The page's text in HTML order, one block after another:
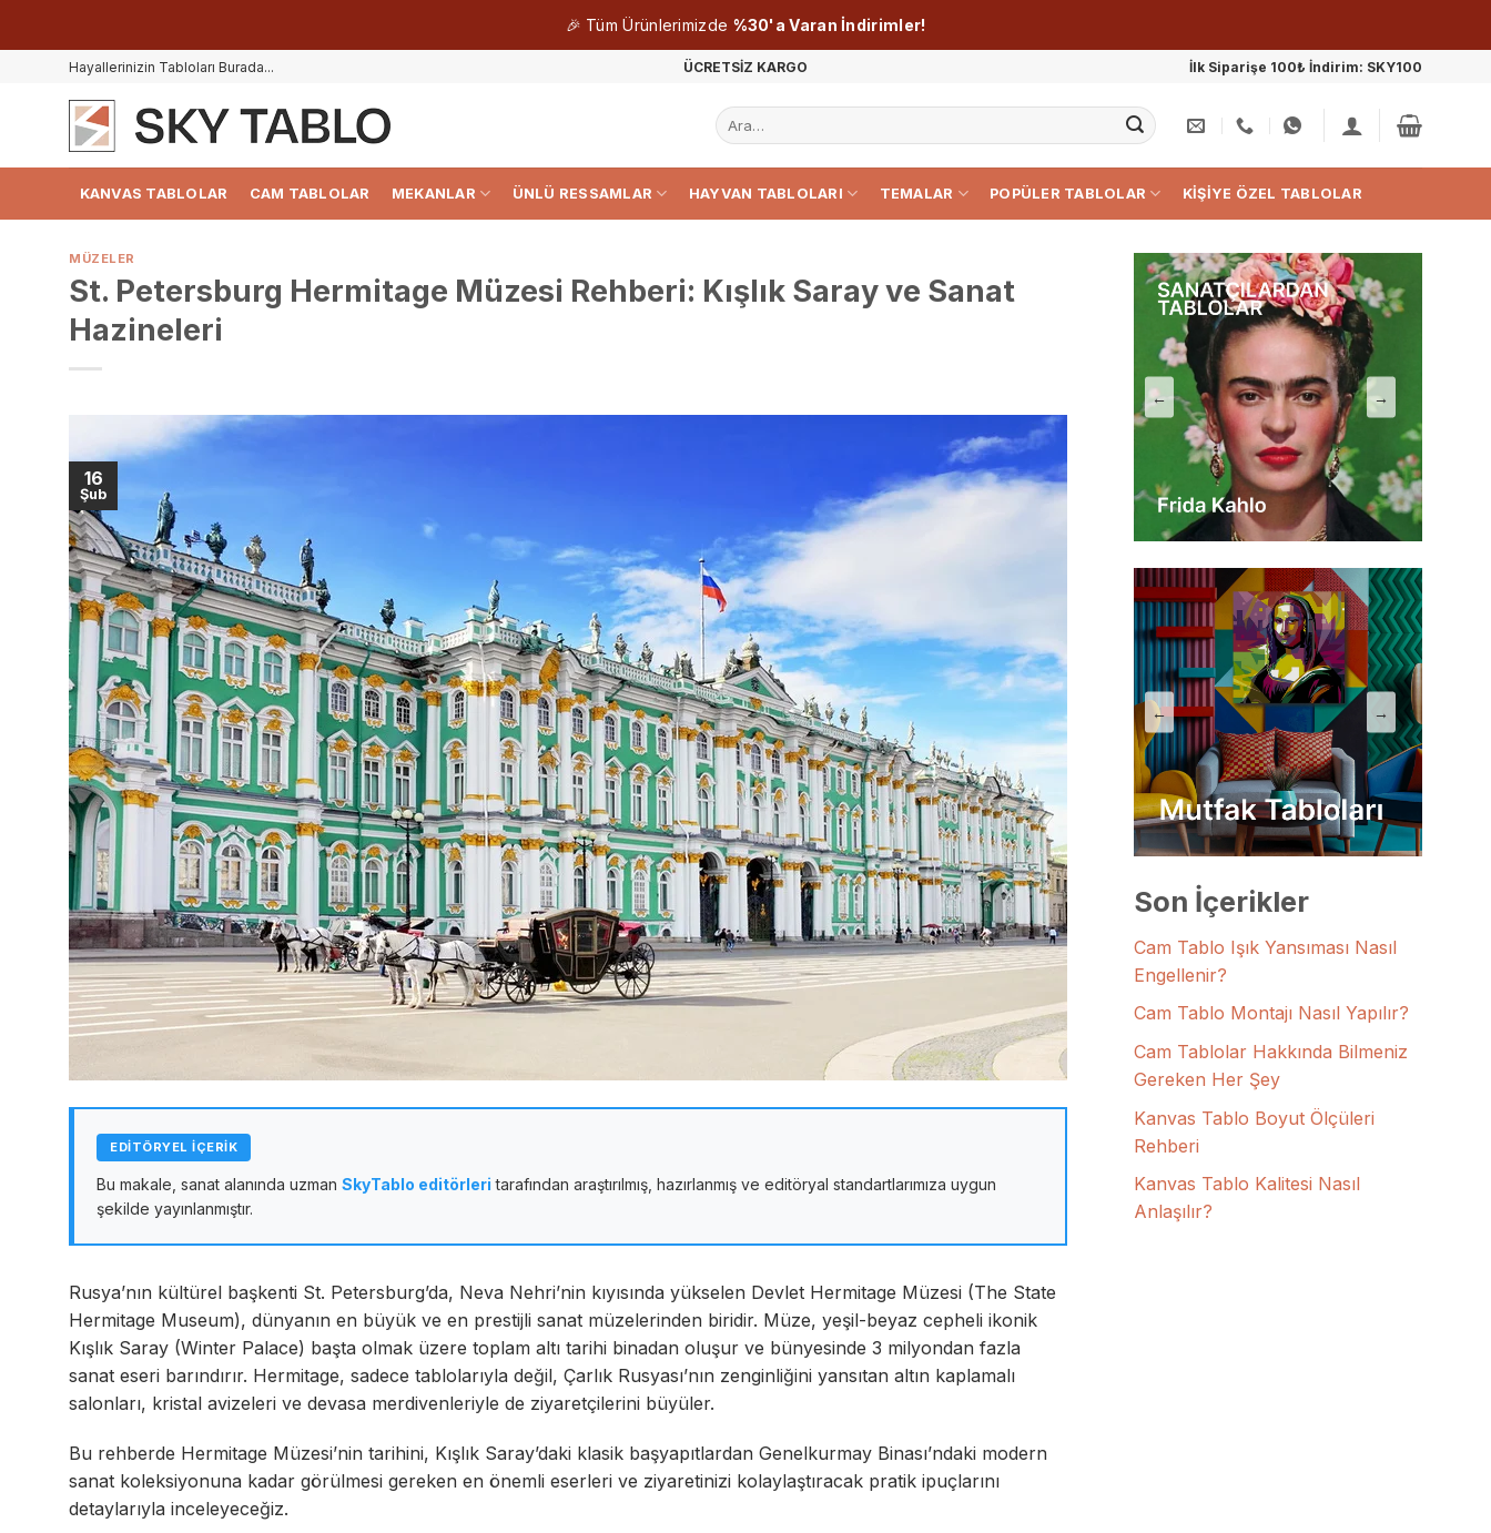
🎉 Tüm Ürünlerimizde %30'a Varan İndirimler!
Hayallerinizin Tabloları Burada... ÜCRETSİZ KARGO İlk Siparişe 100₺ İndirim: SKY100
Ara:
KANVAS TABLOLAR CAM TABLOLAR MEKANLAR ÜNLÜ RESSAMLAR HAYVAN TABLOLARI TEMALAR POPÜLER TABLOLAR KIŞIYE ÖZEL TABLOLAR
MÜZELER
St. Petersburg Hermitage Müzesi Rehberi: Kışlık Saray ve Sanat
Hazineleri
16
Şub
EDİTÖRYEL İÇERİK
Bu makale, sanat alanında uzman SkyTablo editörleri tarafından araştırılmış, hazırlanmış ve editöryal standartlarımıza uygun
şekilde yayınlanmıştır.
Rusya’nın kültürel başkenti St. Petersburg’da, Neva Nehri’nin kıyısında yükselen Devlet Hermitage Müzesi (The State
Hermitage Museum), dünyanın en büyük ve en prestijli sanat müzelerinden biridir. Müze, yeşil-beyaz cepheli ikonik
Kışlık Saray (Winter Palace) başta olmak üzere toplam altı tarihi binadan oluşur ve bünyesinde 3 milyondan fazla
sanat eseri barındırır. Hermitage, sadece tablolarıyla değil, Çarlık Rusyası’nın zenginliğini yansıtan altın kaplamalı
salonları, kristal avizeleri ve devasa merdivenleriyle de ziyaretçilerini büyüler.
Bu rehberde Hermitage Müzesi’nin tarihini, Kışlık Saray’daki klasik başyapıtlardan Genelkurmay Binası’ndaki modern
sanat koleksiyonuna kadar görülmesi gereken en önemli eserleri ve ziyaretinizi kolaylaştıracak pratik ipuçlarını
detaylarıyla inceleyeceğiz.
← →
← →
Son İçerikler
Cam Tablo Işık Yansıması Nasıl
Engellenir?
Cam Tablo Montajı Nasıl Yapılır?
Cam Tablolar Hakkında Bilmeniz
Gereken Her Şey
Kanvas Tablo Boyut Ölçüleri
Rehberi
Kanvas Tablo Kalitesi Nasıl
Anlaşılır?